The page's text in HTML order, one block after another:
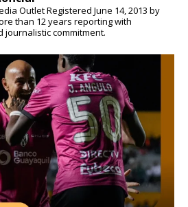
OutletRegistered June 14, 2013 by
than 12 years reporting with
journalistic commitment.